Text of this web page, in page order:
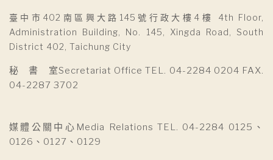
臺中市402南區興大路145號行政大樓4樓 4th Floor,
Administration Building, No. 145, Xingda Road, South
District 402, Taichung City
秘 書 室Secretariat Office TEL. 04-2284 0204 FAX.
04-2287 3702
媒體公關中心Media Relations TEL. 04-2284 0125、
0126、0127、0129